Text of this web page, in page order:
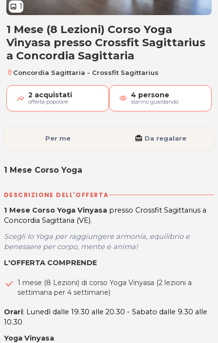
image 1
1 Mese Corso Yoga
1 Mese (8 Lezioni) Corso Yoga
Vinyasa presso Crossfit Sagittarius
a Concordia Sagittaria
location_on Concordia Sagittaria - Crossfit Sagittarius
2 acquistati
offerta popolare visibility 4 persone
stanno guardando
1 Mese Corso Yoga
Per me card_giftcard Da regalare
DESCRIZIONE DELL'OFFERTA
1 Mese Corso Yoga Vinyasa presso Crossfit Sagittarius a
Concordia Sagittaria (VE).
Scegli lo Yoga per raggiungere armonia, equilibrio e
benessere per corpo, mente e anima!
L'OFFERTA COMPRENDE
1 mese (8 Lezioni) di corso Yoga Vinyasa (2 lezioni a
settimana per 4 settimane)
Orari: Lunedì dalle 19.30 alle 20.30 - Sabato dalle 9.30 alle
10.30
Yoga Vinyasa